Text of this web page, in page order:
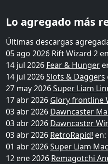
Lo agregado más
Últimas descargas
05 ago 2026 Rift Wizard 2
14 jul 2026 Fear & Hunger
14 jul 2026Slots & Daggers
27 may 2026Super Liam
17 abr 2026 Glory frontline
03 abr 2026 Dawncaster
03 abr 2026 Dawncaster
03 abr 2026 RetroRapid! en:
01 abr 2026Super Liam Mac
12 ene 2026 Remagotchi